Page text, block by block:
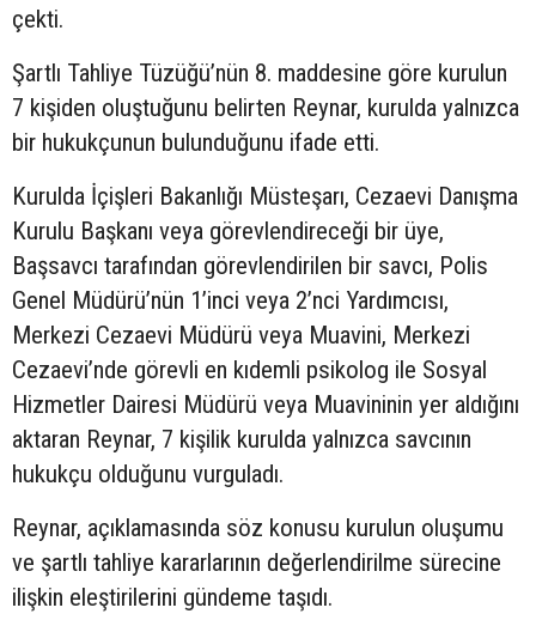
çekti.
Şartlı Tahliye Tüzüğü’nün 8. maddesine göre kurulun
7 kişiden oluştuğunu belirten Reynar, kurulda yalnızca
bir hukukçunun bulunduğunu ifade etti.
Kurulda İçişleri Bakanlığı Müsteşarı, Cezaevi Danışma
Kurulu Başkanı veya görevlendireceği bir üye,
Başsavcı tarafından görevlendirilen bir savcı, Polis
Genel Müdürü’nün 1’inci veya 2’nci Yardımcısı,
Merkezi Cezaevi Müdürü veya Muavini, Merkezi
Cezaevi’nde görevli en kıdemli psikolog ile Sosyal
Hizmetler Dairesi Müdürü veya Muavininin yer aldığını
aktaran Reynar, 7 kişilik kurulda yalnızca savcının
hukukçu olduğunu vurguladı.
Reynar, açıklamasında söz konusu kurulun oluşumu
ve şartlı tahliye kararlarının değerlendirilme sürecine
ilişkin eleştirilerini gündeme taşıdı.